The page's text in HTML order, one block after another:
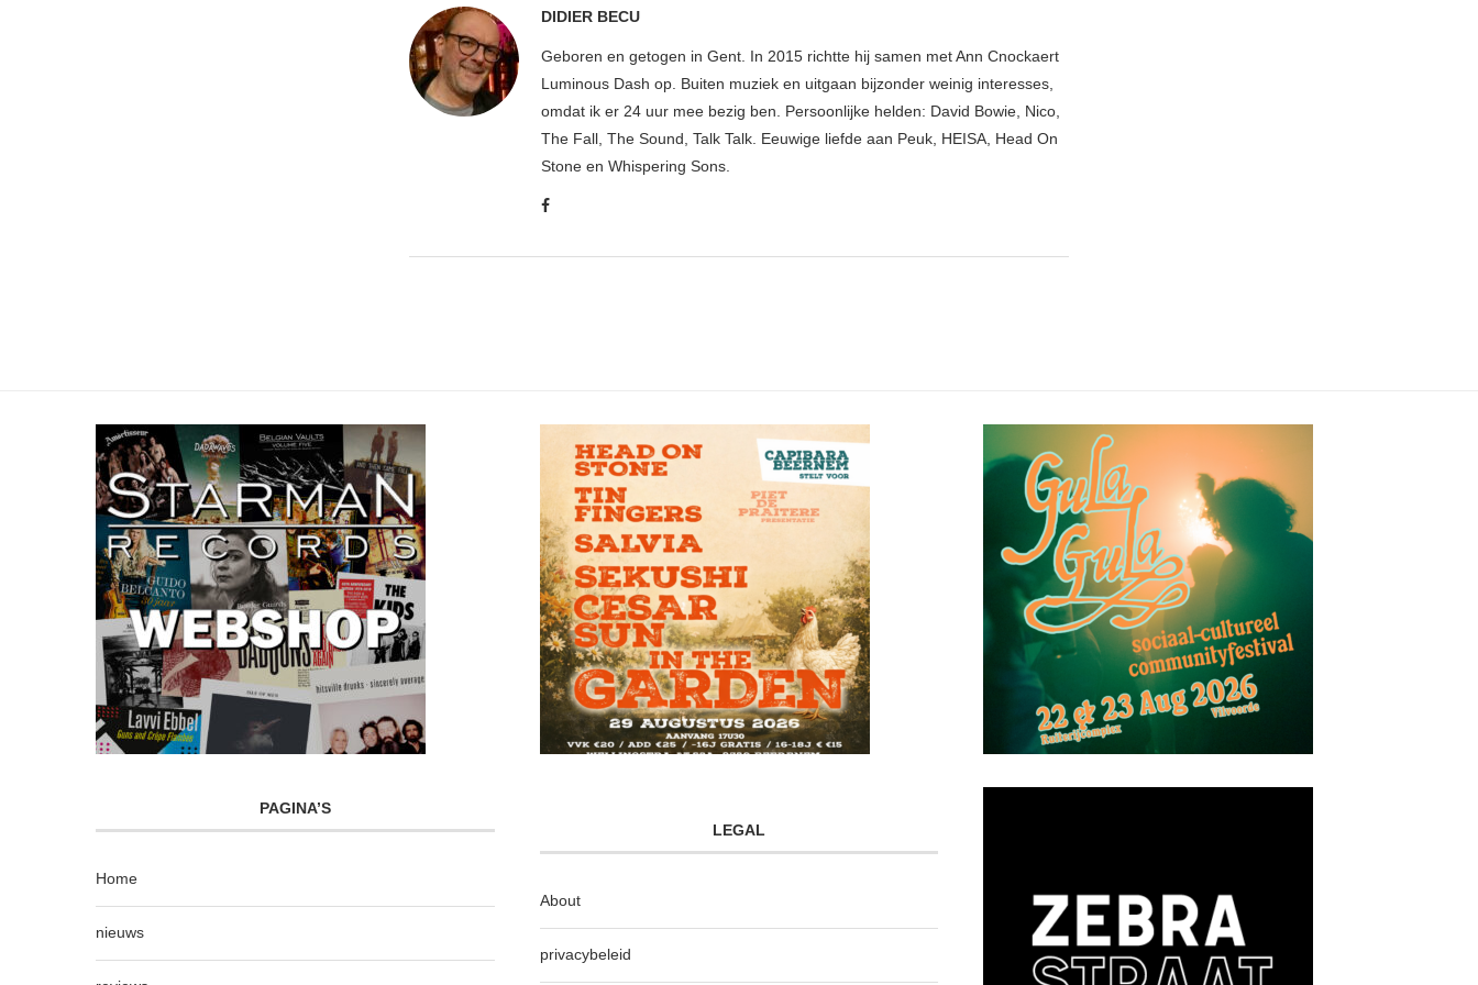
DIDIER BECU
Geboren en getogen in Gent. In 2015 richtte hij samen met Ann Cnockaert
Luminous Dash op. Buiten muziek en uitgaan bijzonder weinig interesses,
omdat ik er 24 uur mee bezig ben. Persoonlijke helden: David Bowie, Nico,
The Fall, The Sound, Talk Talk. Eeuwige liefde aan Peuk, HEISA, Head On
Stone en Whispering Sons.
PAGINA’S
Home
nieuws
LEGAL
About
privacybeleid